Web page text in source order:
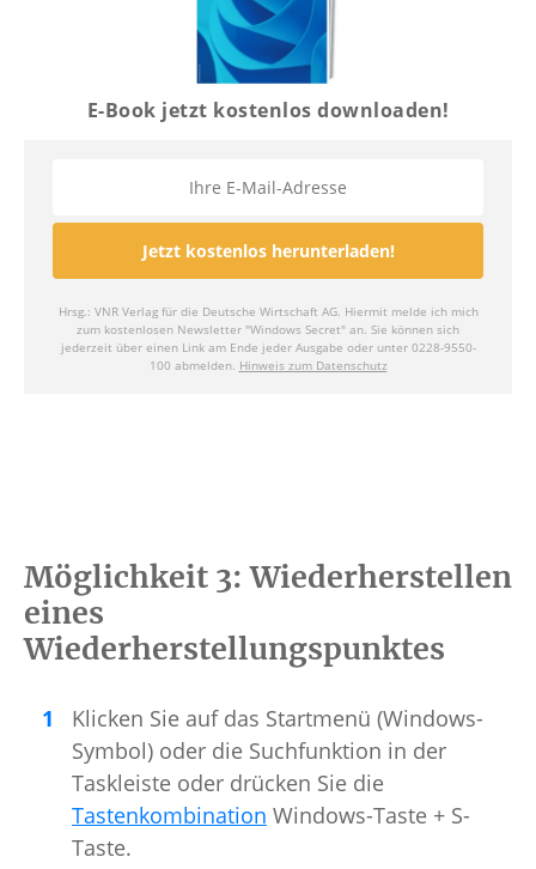
Möglichkeit 3: Wiederherstellen
eines
Wiederherstellungspunktes
Klicken Sie auf das Startmenü (Windows-
Symbol) oder die Suchfunktion in der
Taskleiste oder drücken Sie die
Tastenkombination Windows-Taste + S-
Taste.